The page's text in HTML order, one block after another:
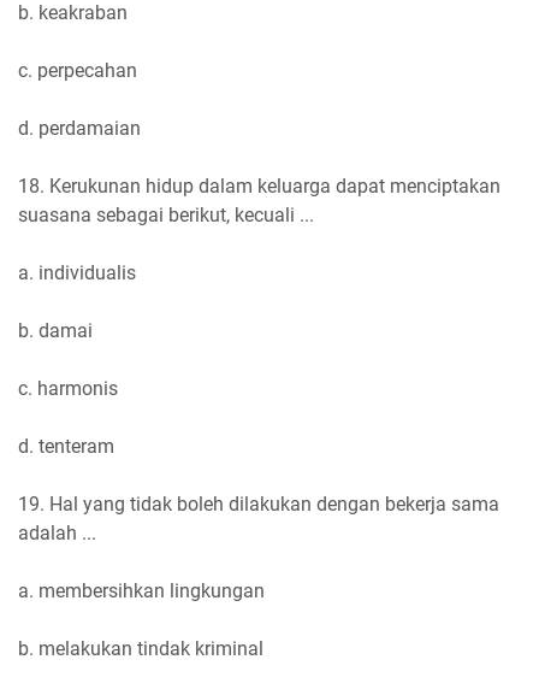
b. keakraban
c. perpecahan
d. perdamaian
18. Kerukunan hidup dalam keluarga dapat menciptakan
suasana sebagai berikut, kecuali ...
a. individualis
b. damai
c. harmonis
d. tenteram
19. Hal yang tidak boleh dilakukan dengan bekerja sama
adalah ...
a. membersihkan lingkungan
b. melakukan tindak kriminal